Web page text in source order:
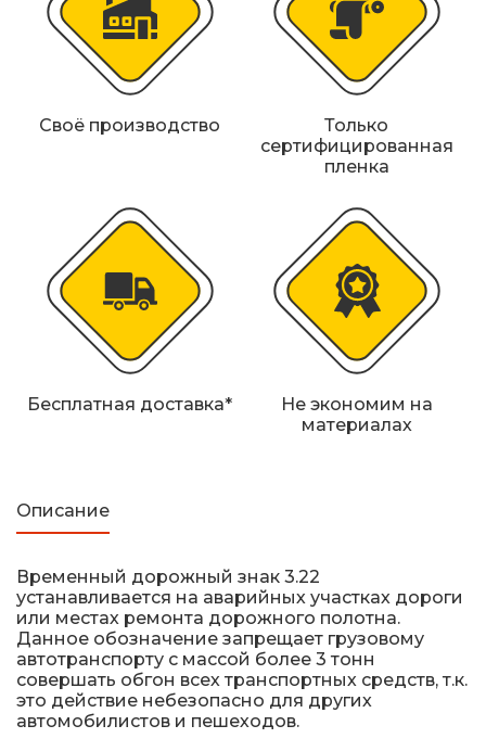
Железнодорожные путевые знаки
Прочее
Своё производство
Только
сертифицированная
пленка
Бесплатная доставка*
Не экономим на
материалах
Описание
Временный дорожный знак 3.22
устанавливается на аварийных участках дороги
или местах ремонта дорожного полотна.
Данное обозначение запрещает грузовому
автотранспорту с массой более 3 тонн
совершать обгон всех транспортных средств, т.к.
это действие небезопасно для других
автомобилистов и пешеходов.